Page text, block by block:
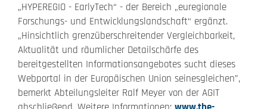
„HYPEREGIO - EarlyTech“ - der Bereich „euregionale
Forschungs- und Entwicklungslandschaft“ ergänzt.
„Hinsichtlich grenzüberschreitender Vergleichbarkeit,
Aktualität und räumlicher Detailschärfe des
bereitgestellten Informationsangebotes sucht dieses
Webportal in der Europäischen Union seinesgleichen”,
bemerkt Abteilungsleiter Ralf Meyer von der AGIT